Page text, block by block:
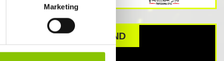
Marketing
GEOPEND